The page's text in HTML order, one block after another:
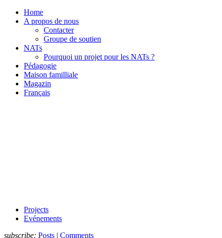
Home
A propos de nous
Contacter
Groupe de soutien
NATs
Pourquoi un projet pour les NATs ?
Pédagogie
Maison familliale
Magazin
Français
Projects
Evénements
subscribe: Posts | Comments